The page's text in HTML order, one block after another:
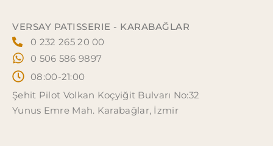
VERSAY PATISSERIE - KARABAĞLAR
0 232 265 20 00
0 506 586 9897
08:00-21:00
Şehit Pilot Volkan Koçyiğit Bulvarı No:32
Yunus Emre Mah. Karabağlar, İzmir